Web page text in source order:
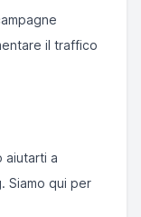
il traffico
aiutarti a
Siamo qui per